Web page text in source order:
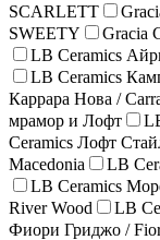
SCARLETT
SWEETY
Gracia
LB Ceramics
LB Ceramics
Каррара Нова /
мрамор и Лофт
Ceramics Лофт
Macedonia
LB
LB Ceramics
River Wood
LB
Фиори Гриджо /